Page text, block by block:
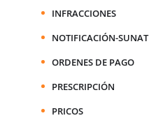
INFRACCIONES
NOTIFICACIÓN-SUNAT
ORDENES DE PAGO
PRESCRIPCIÓN
PRICOS